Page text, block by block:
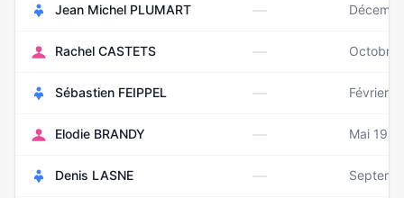
Jean Michel PLUMART —
Rachel CASTETS — Octobre
Sébastien FEIPPEL — Février
Elodie BRANDY — Mai 1982
Denis LASNE —